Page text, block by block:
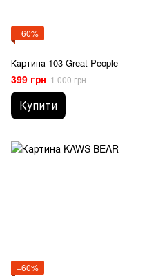
−60%
Картина 103 Great People
399 грн 1 000 грн
Купити
−60%